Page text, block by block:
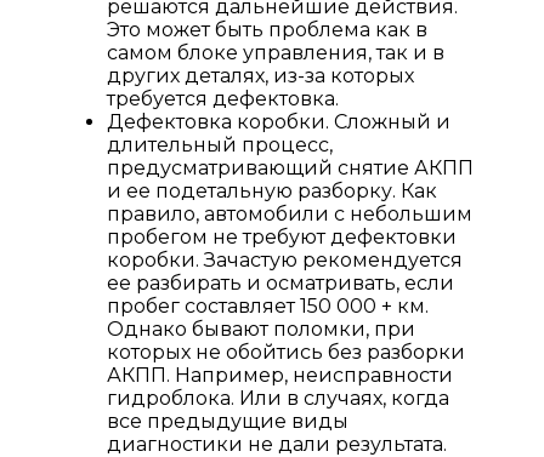
решаются дальнейшие действия.
Это может быть проблема как в
самом блоке управления, так и в
других деталях, из-за которых
требуется дефектовка.
Дефектовка коробки. Сложный и
длительный процесс,
предусматривающий снятие АКПП
и ее подетальную разборку. Как
правило, автомобили с небольшим
пробегом не требуют дефектовки
коробки. Зачастую рекомендуется
ее разбирать и осматривать, если
пробег составляет 150 000 + км.
Однако бывают поломки, при
которых не обойтись без разборки
АКПП. Например, неисправности
гидроблока. Или в случаях, когда
все предыдущие виды
диагностики не дали результата.